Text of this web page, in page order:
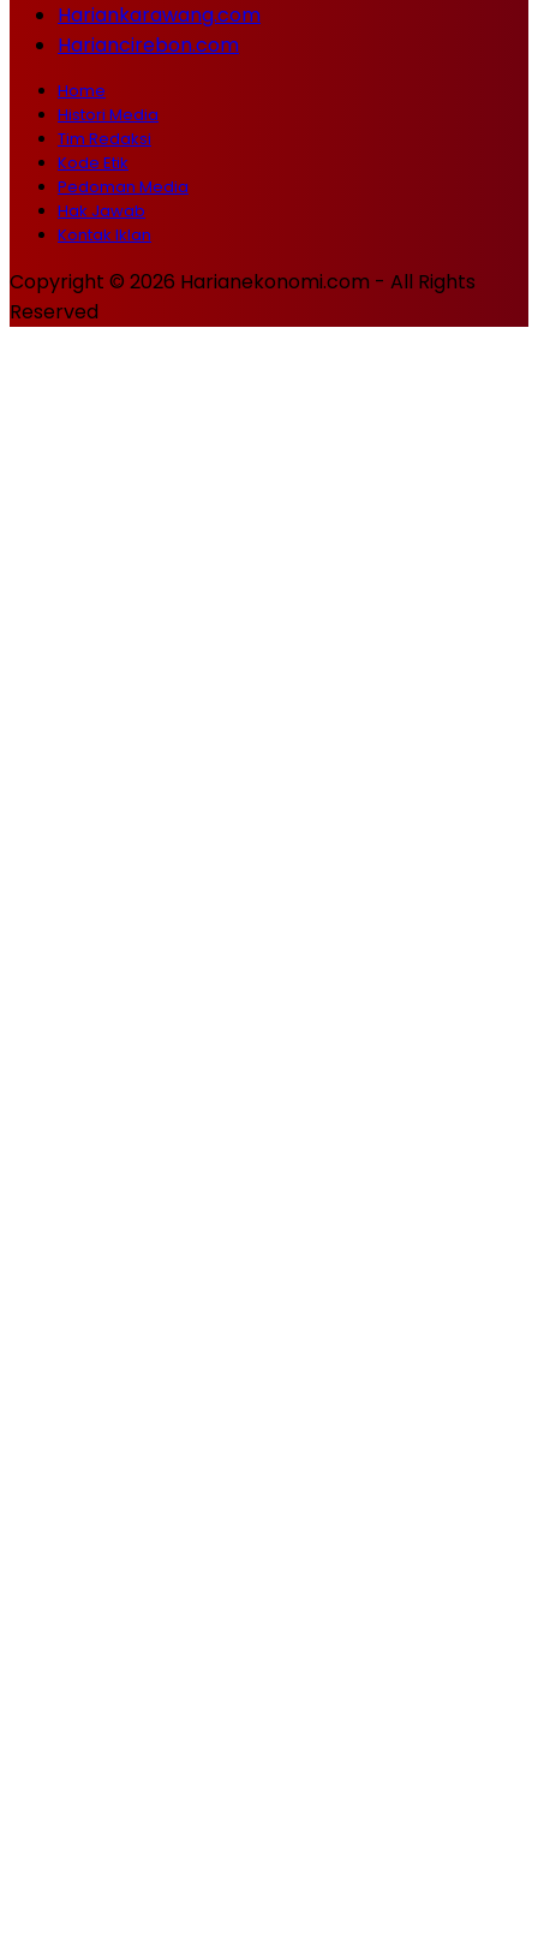
Hariankarawang.com
Hariancirebon.com
Home
Histori Media
Tim Redaksi
Kode Etik
Pedoman Media
Hak Jawab
Kontak Iklan
Copyright © 2026 Harianekonomi.com - All Rights
Reserved